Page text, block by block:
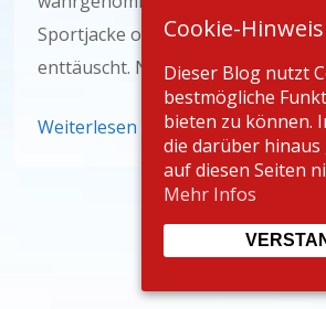
Sportjacke oder Sporttasche
enttäuscht. Nichts ist passiert.
Weiterlesen
Cookie-Hinweis
Dieser Blog nutzt
bestmögliche
bieten zu können.
die darüber hinaus
auf diesen Seiten
Mehr Infos